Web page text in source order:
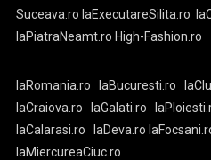
Suceava.ro laExecutareSilita.ro
laPiatraNeamt.ro High-Fashion.ro
laRomania.ro laBucuresti.ro
laCraiova.ro
laGalati.ro
laCalarasi.ro
laDeva.ro
laMiercureaCiuc.ro